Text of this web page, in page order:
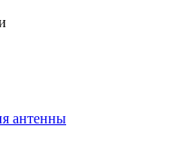
антенны